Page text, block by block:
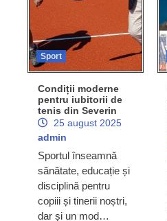
Sport
Condiții moderne
pentru iubitorii de
tenis din Severin
25 august 2025
admin
Sportul înseamnă
sănătate, educație și
disciplină pentru
copiii și tinerii noștri,
dar și un mod…